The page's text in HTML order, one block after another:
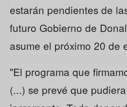
estarán pendientes de
futuro Gobierno de
asume el próximo 20 de
"El programa que
(...) se prevé que